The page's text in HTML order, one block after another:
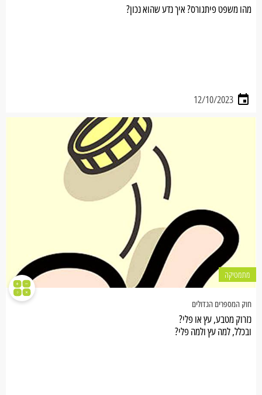
מהו משפט פיתגורס? איך נדע שהוא נכון?
12/10/2023
מתמטיקה
חוק המספרים הגדולים
נזרוק מטבע, עץ או פלי?
ובכלל, למה עץ ולמה פלי?